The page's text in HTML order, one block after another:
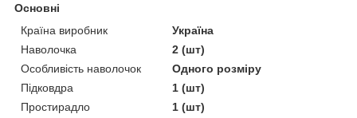
Основні
Країна виробник
Україна
Наволочка
2 (шт)
Особливість наволочок
Одного розміру
Підковдра
1 (шт)
Простирадло
1 (шт)